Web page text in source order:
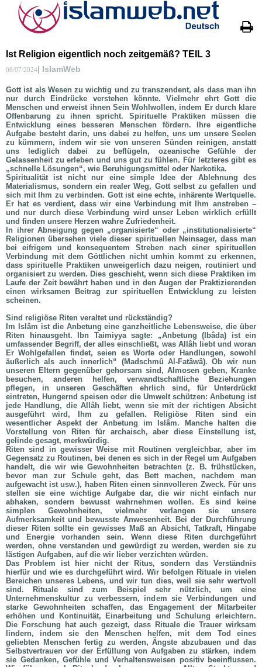
Ist Religion eigentlich noch zeitgemäß? TEIL 3
08/07/2024| IslamWeb
Gott ist als Wesen zu wichtig und zu transzendent, als dass man ihn
nur durch Eindrücke verstehen könnte. Vielmehr ehrt Gott die
Menschen und erweist ihnen Sein Wohlwollen, indem Er durch klare
Offenbarung zu ihnen spricht. Spirituelle Praktiken müssen die
Entwicklung eines besseren Menschen fördern. Ihre eigentliche
Aufgabe besteht darin, uns dabei zu helfen, uns um unsere Seelen
zu kümmern, indem wir sie von unseren Sünden reinigen, anstatt
uns lediglich dabei zu beflügeln, ozeanische Gefühle der
Gelassenheit zu erleben und uns gut zu fühlen. Für letzteres gibt es
„schnelle Lösungen“, wie Beruhigungsmittel oder Narkotika.
Spiritualität ist nicht nur eine simple Idee der Ablehnung des
Materialismus, sondern ein realer Weg, Gott selbst zu gefallen und
sich mit Ihm zu verbinden. Gott ist eine echte, inhärente Wertquelle.
Er hat es verdient, dass wir eine Verbindung mit Ihm anstreben –
und nur durch diese Verbindung wird unser Leben wirklich erfüllt
und finden unsere Herzen wahre Zufriedenheit.
In ihrer Abneigung gegen „organisierte“ oder „institutionalisierte“
Religionen übersehen viele dieser spirituellen Neinsager, dass man
bei eifrigem und konsequentem Streben nach einer spirituellen
Verbindung mit dem Göttlichen nicht umhin kommt zu erkennen,
dass spirituelle Praktiken unweigerlich dazu neigen, routiniert und
organisiert zu werden. Dies geschieht, wenn sich diese Praktiken im
Laufe der Zeit bewährt haben und in den Augen der Praktizierenden
einen wirksamen Beitrag zur spirituellen Entwicklung zu leisten
scheinen.
Sind religiöse Riten veraltet und rückständig?
Im Islâm ist die Anbetung eine ganzheitliche Lebensweise, die über
Riten hinausgeht. Ibn Taimiyya sagte: „Anbetung (Ibâda) ist ein
umfassender Begriff, der alles einschließt, was Allâh liebt und woran
Er Wohlgefallen findet, seien es Worte oder Handlungen, sowohl
äußerlich als auch innerlich“ (Madschmû Al-Fatâwâ). Ob wir nun
unseren Eltern gegenüber gehorsam sind, Almosen geben, Kranke
besuchen, anderen helfen, verwandtschaftliche Beziehungen
pflegen, in unseren Geschäften ehrlich sind, für Unterdrückt
eintreten, Hungernd speisen oder die Umwelt schützen: Anbetung ist
jede Handlung, die Allâh liebt, wenn sie mit der richtigen Absicht
ausgeführt wird, Ihm zu gefallen. Religiöse Riten sind ein
wesentlicher Aspekt der Anbetung im Islâm. Manche halten die
Vorstellung von Riten für archaisch, aber diese Einstellung ist,
gelinde gesagt, merkwürdig.
Riten sind in gewisser Weise mit Routinen vergleichbar, aber im
Gegensatz zu Routinen, bei denen es sich in der Regel um Aufgaben
handelt, die wir wie Gewohnheiten betrachten (z. B. frühstücken,
bevor man zur Schule geht, das Bett machen, nachdem man
aufgewacht ist usw.), haben Riten einen sinnvolleren Zweck. Für uns
stellen sie eine wichtige Aufgabe dar, die wir nicht einfach nur
abhaken, sondern bewusst wahrnehmen wollen. Es sind keine
simplen Gewohnheiten, vielmehr verlangen sie unsere
Aufmerksamkeit und bewusste Anwesenheit. Bei der Durchführung
dieser Riten sollte ein gewisses Maß an Absicht, Tatkraft, Hingabe
und Energie vorhanden sein. Wenn diese Riten durchgeführt
werden, ohne verstanden und gewürdigt zu werden, werden sie zu
lästigen Aufgaben, auf die wir lieber verzichten würden.
Das Problem ist hier nicht der Ritus, sondern das Verständnis
hierfür und wie es durchgeführt wird. Wir befolgen Rituale in vielen
Bereichen unseres Lebens, und wir tun dies, weil sie sehr wertvoll
sind. Rituale sind zum Beispiel sehr nützlich, um eine
Unternehmenskultur zu verbessern, indem sie Verbindungen und
starke Gewohnheiten schaffen, das Engagement der Mitarbeiter
erhöhen und Kontinuität, Einarbeitung und Schulung erleichtern.
Die Forschung hat auch gezeigt, dass Rituale die Trauer wirksam
lindern, indem sie den Menschen helfen, mit dem Tod eines
geliebten Menschen fertig zu werden, Ängste abzubauen und das
Selbstvertrauen vor der Erfüllung von Aufgaben zu stärken, indem
sie Gedanken, Gefühle und Verhaltensweisen positiv beeinflussen.